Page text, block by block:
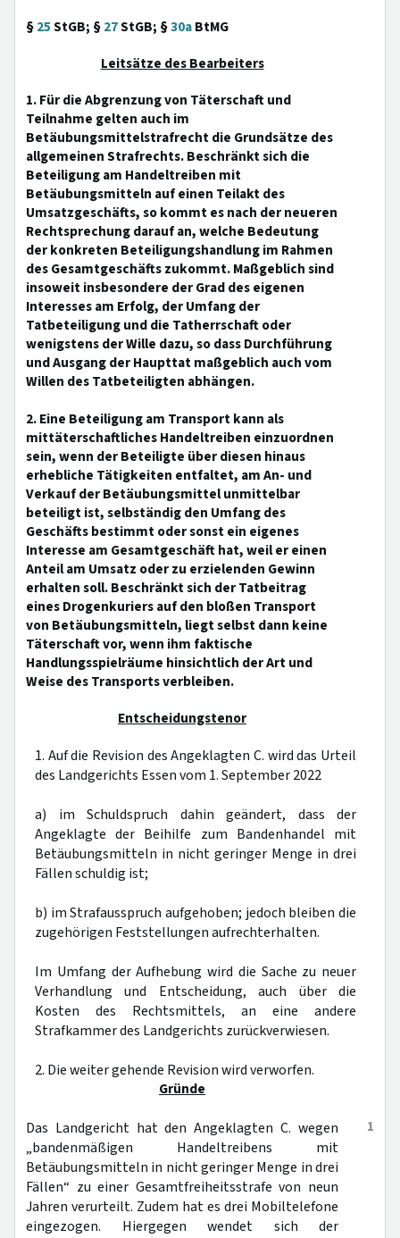
§25StGB; §27StGB; §30aBtMG
Leitsätze des Bearbeiters
1. Für die Abgrenzung von Täterschaft und
Teilnahme gelten auch im
Betäubungsmittelstrafrecht die Grundsätze des
allgemeinen Strafrechts. Beschränkt sich die
Beteiligung am Handeltreiben mit
Betäubungsmitteln auf einen Teilakt des
Umsatzgeschäfts, so kommt es nach der neueren
Rechtsprechung darauf an, welche Bedeutung
der konkreten Beteiligungshandlung im Rahmen
des Gesamtgeschäfts zukommt. Maßgeblich sind
insoweit insbesondere der Grad des eigenen
Interesses am Erfolg, der Umfang der
Tatbeteiligung und die Tatherrschaft oder
wenigstens der Wille dazu, so dass Durchführung
und Ausgang der Haupttat maßgeblich auch vom
Willen des Tatbeteiligten abhängen.
2. Eine Beteiligung am Transport kann als
mittäterschaftliches Handeltreiben einzuordnen
sein, wenn der Beteiligte über diesen hinaus
erhebliche Tätigkeiten entfaltet, am An- und
Verkauf der Betäubungsmittel unmittelbar
beteiligt ist, selbständig den Umfang des
Geschäfts bestimmt oder sonst ein eigenes
Interesse am Gesamtgeschäft hat, weil er einen
Anteil am Umsatz oder zu erzielenden Gewinn
erhalten soll. Beschränkt sich der Tatbeitrag
eines Drogenkuriers auf den bloßen Transport
von Betäubungsmitteln, liegt selbst dann keine
Täterschaft vor, wenn ihm faktische
Handlungsspielräume hinsichtlich der Art und
Weise des Transports verbleiben.
Entscheidungstenor
1. Auf die Revision des Angeklagten C. wird das Urteil
des Landgerichts Essen vom 1. September 2022
a) im Schuldspruch dahin geändert, dass der
Angeklagte der Beihilfe zum Bandenhandel mit
Betäubungsmitteln in nicht geringer Menge in drei
Fällen schuldig ist;
b) im Strafausspruch aufgehoben; jedoch bleiben die
zugehörigen Feststellungen aufrechterhalten.
Im Umfang der Aufhebung wird die Sache zu neuer
Verhandlung und Entscheidung, auch über die
Kosten des Rechtsmittels, an eine andere
Strafkammer des Landgerichts zurückverwiesen.
2. Die weiter gehende Revision wird verworfen.
Gründe
1
Das Landgericht hat den Angeklagten C. wegen
„bandenmäßigen Handeltreibens mit
Betäubungsmitteln in nicht geringer Menge in drei
Fällen“ zu einer Gesamtfreiheitsstrafe von neun
Jahren verurteilt. Zudem hat es drei Mobiltelefone
eingezogen. Hiergegen wendet sich der